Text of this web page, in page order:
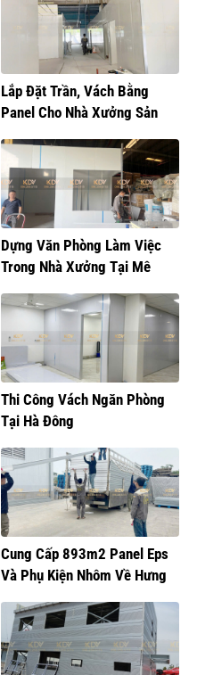
Lắp Đặt Trần, Vách Bằng
Panel Cho Nhà Xưởng Sản
Dựng Văn Phòng Làm Việc
Trong Nhà Xưởng Tại Mê
Thi Công Vách Ngăn Phòng
Tại Hà Đông
Cung Cấp 893m2 Panel Eps
Và Phụ Kiện Nhôm Về Hưng